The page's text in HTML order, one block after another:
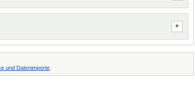
und Datenimporte